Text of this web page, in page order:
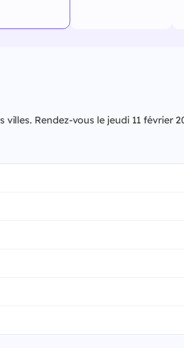
Rendez-vous le jeudi 11 février